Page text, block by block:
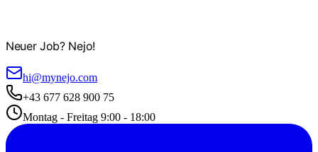
Neuer Job? Nejo!
hi@mynejo.com
+43 677 628 900 75
Montag - Freitag 9:00 - 18:00